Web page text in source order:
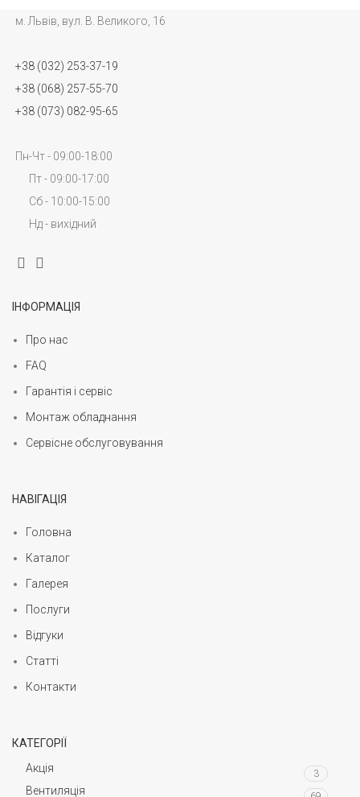
м. Львів, вул. В. Великого, 16
+38 (032) 253-37-19
+38 (068) 257-55-70
+38 (073) 082-95-65
Пн-Чт - 09:00-18:00
Пт - 09:00-17:00
Сб - 10:00-15:00
Нд - вихідний
ІНФОРМАЦІЯ
Про нас
FAQ
Гарантія і сервіс
Монтаж обладнання
Сервісне обслуговування
НАВІГАЦІЯ
Головна
Каталог
Галерея
Послуги
Відгуки
Статті
Контакти
КАТЕГОРІЇ
Акція
3
Вентиляція